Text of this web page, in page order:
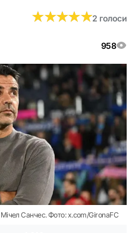
958
★★★★★
★★★★★2 голоси
Мічел Санчес. Фото: x.com/GironaFC